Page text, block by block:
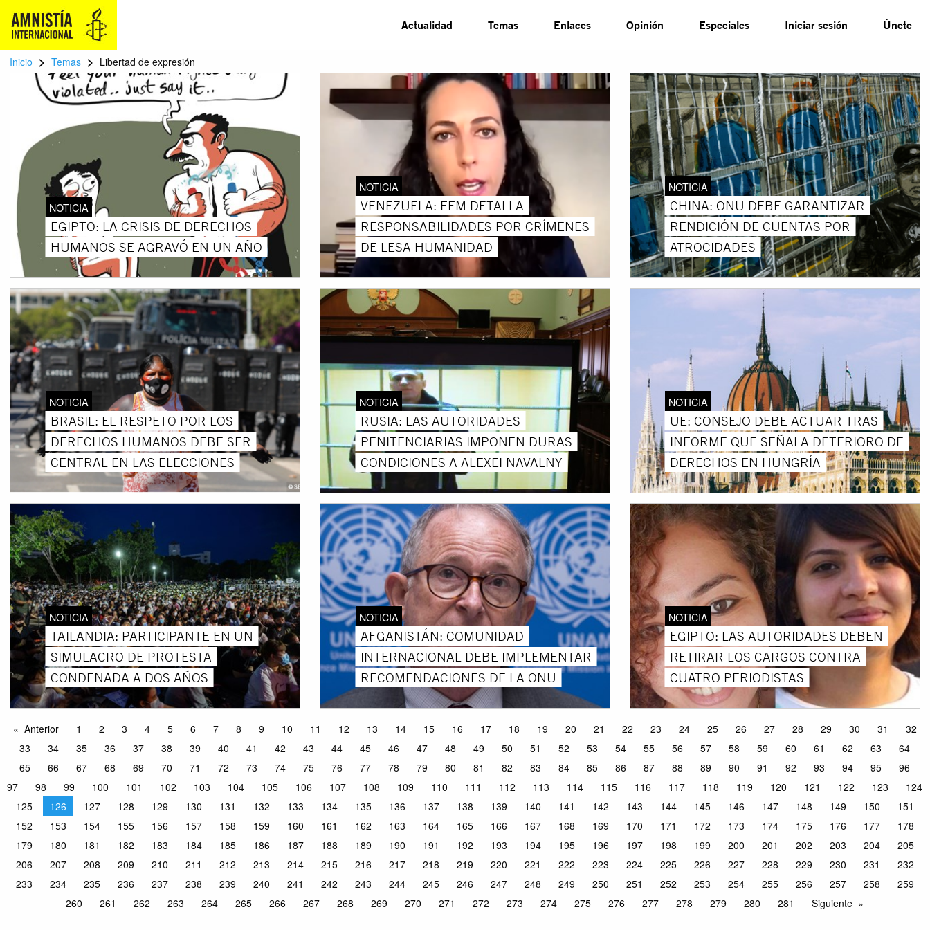
Actualidad Temas Enlaces Opinión Especiales Iniciar sesión Únete
Inicio > Temas > Libertad de expresión
NOTICIA
EGIPTO: LA CRISIS DE DERECHOS
HUMANOS SE AGRAVÓ EN UN AÑO
NOTICIA
VENEZUELA: FFM DETALLA
RESPONSABILIDADES POR CRÍMENES
DE LESA HUMANIDAD
NOTICIA
CHINA: ONU DEBE GARANTIZAR
RENDICIÓN DE CUENTAS POR
ATROCIDADES
NOTICIA
BRASIL: EL RESPETO POR LOS
DERECHOS HUMANOS DEBE SER
CENTRAL EN LAS ELECCIONES
NOTICIA
RUSIA: LAS AUTORIDADES
PENITENCIARIAS IMPONEN DURAS
CONDICIONES A ALEXEI NAVALNY
NOTICIA
UE: CONSEJO DEBE ACTUAR TRAS
INFORME QUE SEÑALA DETERIORO DE
DERECHOS EN HUNGRÍA
NOTICIA
TAILANDIA: PARTICIPANTE EN UN
SIMULACRO DE PROTESTA
CONDENADA A DOS AÑOS
NOTICIA
AFGANISTÁN: COMUNIDAD
INTERNACIONAL DEBE IMPLEMENTAR
RECOMENDACIONES DE LA ONU
NOTICIA
EGIPTO: LAS AUTORIDADES DEBEN
RETIRAR LOS CARGOS CONTRA
CUATRO PERIODISTAS
Anterior 1 2 3 4 5 6 7 8 9 10 11 12 13 14 15 16 17 18 19 20 21 22 23 24 25 26 27 28 29 30 31
32
33
34 35 36 37 38 39 40 41 42 43 44 45 46 47 48 49 50 51 52 53 54 55 56 57 58 59 60 61 62 63
64
65
66 67 68 69 70 71 72 73 74 75 76 77 78 79 80 81 82 83 84 85 86 87 88 89 90 91 92 93 94 95
96
97
98 99 100 101 102 103 104 105 106 107 108 109 110 111 112 113 114 115 116 117 118 119 120 121 122 123
124
125
126 127 128 129 130 131 132 133 134 135 136 137 138 139 140 141 142 143 144 145 146 147 148 149 150
151
152
153 154 155 156 157 158 159 160 161 162 163 164 165 166 167 168 169 170 171 172 173 174 175 176 177
178
179
180 181 182 183 184 185 186 187 188 189 190 191 192 193 194 195 196 197 198 199 200 201 202 203 204
205
206
207 208 209 210 211 212 213 214 215 216 217 218 219 220 221 222 223 224 225 226 227 228 229 230 231
232
233
234 235 236 237 238 239 240 241 242 243 244 245 246 247 248 249 250 251 252 253 254 255 256 257 258
259
260
261 262 263 264 265 266 267 268 269 270 271 272 273 274 275 276 277 278 279 280 281 Siguiente